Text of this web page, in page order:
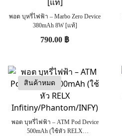
พอต บุหรี่ไฟฟ้า – Marbo Zero Device
380mAh 8W [แท้]
790.00 ฿
สินค้าหมด
พอต บุหรี่ไฟฟ้า – ATM Pod Device
500mAh (ใช้หัว RELX